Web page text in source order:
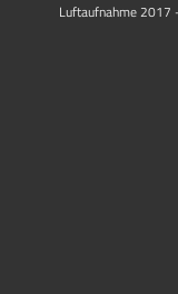
Luftaufnahme 2017